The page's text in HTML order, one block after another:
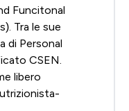
Funcitonal
Tra le sue
di Personal
CSEN.
libero